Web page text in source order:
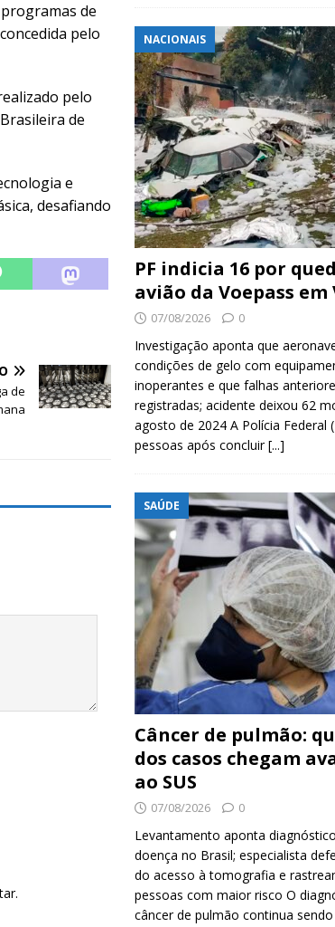
de
pelo
pelo
de
e
desafiando
de
NACIONAIS
PF indicia 16 por
avião da Voepass
07/08/2026 0
Investigação aponta que
condições de gelo com
inoperantes e que falhas
registradas; acidente deixou 62
agosto de 2024 A Polícia Federal
pessoas após concluir[...]
SAÚDE
Câncer de pulmão:
dos casos chegam
ao SUS
07/08/2026 0
Levantamento aponta
doença no Brasil; especialista
do acesso à tomografia e
pessoas com maior risco O
câncer de pulmão continua